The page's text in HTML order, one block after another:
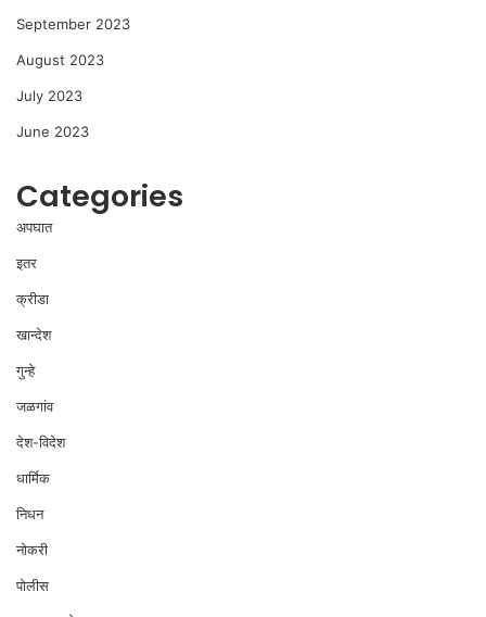
September 2023
August 2023
July 2023
June 2023
Categories
अपघात
इतर
क्रीडा
खान्देश
गुन्हे
जळगांव
देश-विदेश
धार्मिक
निधन
नोकरी
पोलीस